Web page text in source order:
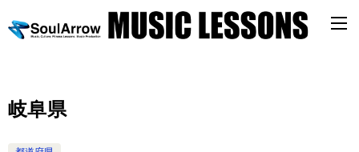
岐阜県